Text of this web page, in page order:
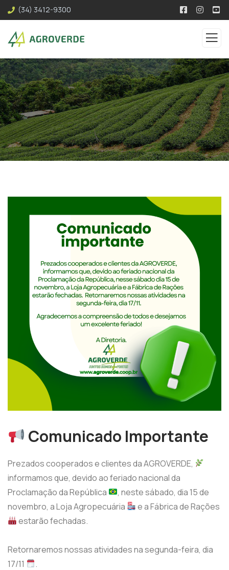
(34) 3412-9300
Comunicado Importante
Prezados cooperados e clientes da AGROVERDE,
informamos que, devido ao feriado nacional da
Proclamação da República
, neste sábado, dia 15 de
novembro, a Loja Agropecuária
e a Fábrica de Rações
estarão fechadas.
Retornaremos nossas atividades na segunda-feira, dia
17/11
.